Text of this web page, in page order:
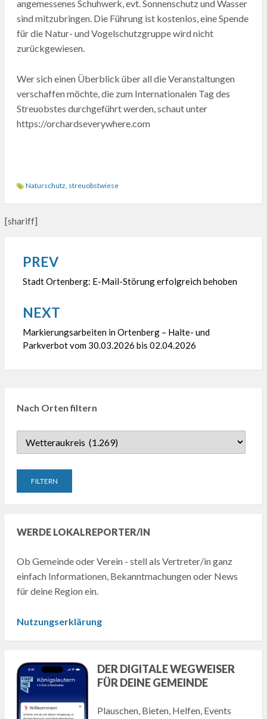
angemessenes Schuhwerk, evt. Sonnenschutz und Wasser
sind mitzubringen. Die Führung ist kostenlos, eine Spende
für die Natur- und Vogelschutzgruppe wird nicht
zurückgewiesen.
Wer sich einen Überblick über all die Veranstaltungen
verschaffen möchte, die zum Internationalen Tag des
Streuobstes durchgeführt werden, schaut unter
https://orchardseverywhere.com
Naturschutz, streuobstwiese
[shariff]
Beitragsnavigation
PREV
Stadt Ortenberg: E-Mail-Störung erfolgreich behoben
NEXT
Markierungsarbeiten in Ortenberg – Halte- und
Parkverbot vom 30.03.2026 bis 02.04.2026
Nach Orten filtern
WERDE LOKALREPORTER/IN
Ob Gemeinde oder Verein - stell als Vertreter/in ganz
einfach Informationen, Bekanntmachungen oder News
für deine Region ein.
Nutzungserklärung
DER DIGITALE WEGWEISER
FÜR DEINE GEMEINDE
Plauschen, Bieten, Helfen, Events